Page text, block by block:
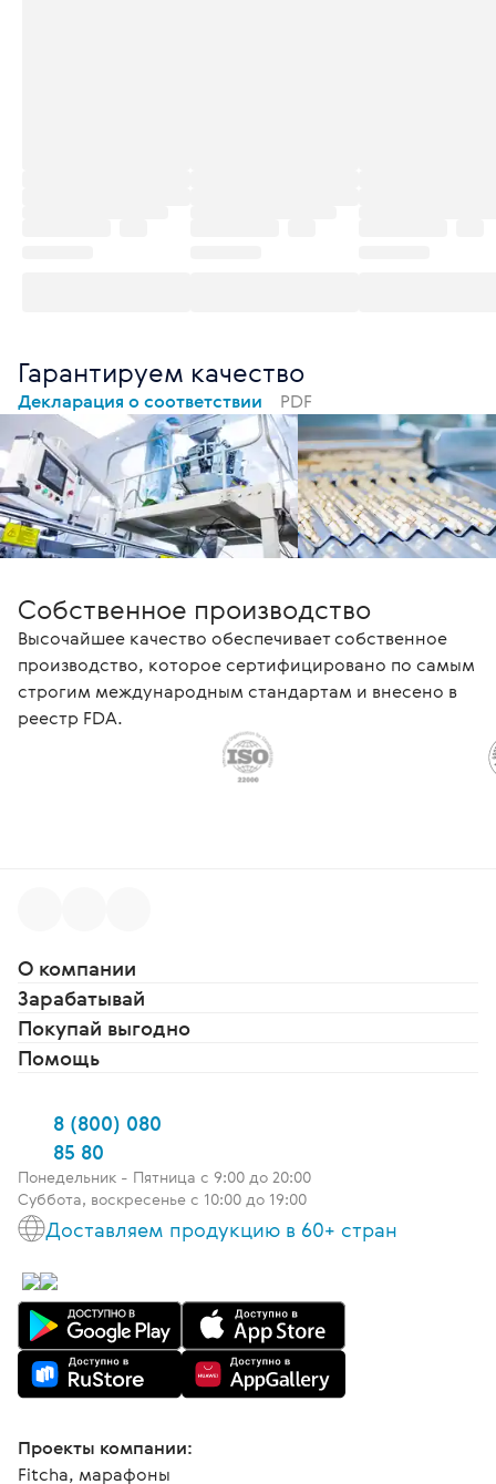
Гарантируем качество
Декларация о соответствии PDF
Собственное производство
Высочайшее качество обеспечивает собственное
производство, которое сертифицировано по самым
строгим международным стандартам и внесено в
реестр FDA.
О компании
Зарабатывай
Покупай выгодно
Помощь
8 (800) 080
85 80
Понедельник - Пятница c 9:00 до 20:00
Суббота, воскресенье с 10:00 до 19:00
Доставляем продукцию в 60+ стран
Проекты компании:
Fitcha, марафоны